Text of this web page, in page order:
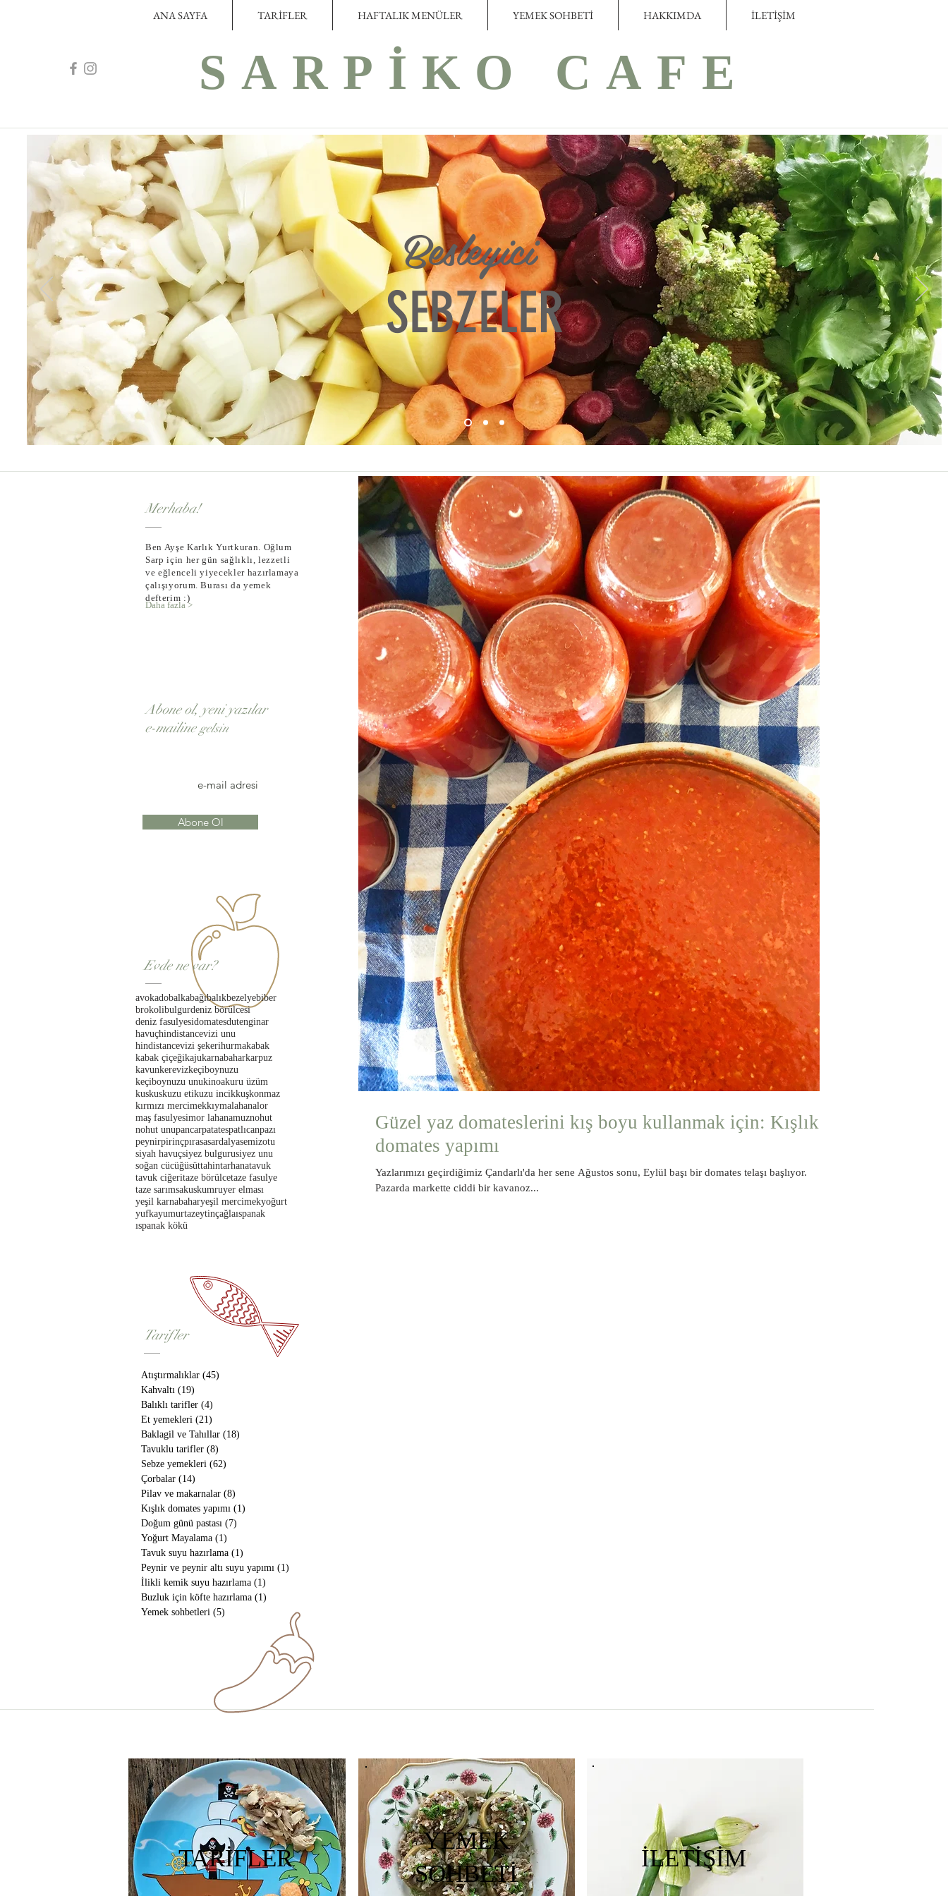
ANA SAYFA TARİFLER HAFTALIK MENÜLER YEMEK SOHBETİ HAKKIMDA İLETİŞİM
SARPİKO CAFE
Besleyici
SEBZELER
Merhaba!
Daha fazla >
Ben Ayşe Karlık Yurtkuran. Oğlum
Sarp için her gün sağlıklı, lezzetli
ve eğlenceli yiyecekler hazırlamaya
çalışıyorum. Burası da yemek
defterim :)
Abone ol, yeni yazılar
e-mailinegelsin
Abone Ol
Evde ne var?
avokadobalkabağıbalıkbezelyebiber
brokolibulgurdeniz börülcesi
deniz fasulyesidomatesdutenginar
havuçhindistancevizi unu
hindistancevizi şekerihurmakabak
kabak çiçeğikajukarnabaharkarpuz
kavunkerevizkeçiboynuzu
keçiboynuzu unukinoakuru üzüm
kuskuskuzu etikuzu incikkuşkonmaz
kırmızı mercimekkıymalahanalor
maş fasulyesimor lahanamuznohut
nohut unupancarpatatespatlıcanpazı
peynirpirinçpırasasardalyasemizotu
siyah havuçsiyez bulgurusiyez unu
soğan cücüğüsüttahintarhanatavuk
tavuk ciğeritaze börülcetaze fasulye
taze sarımsakuskumruyer elması
yeşil karnabaharyeşil mercimekyoğurt
yufkayumurtazeytinçağlaıspanak
ıspanak kökü
Tarifler
Atıştırmalıklar (45)
Kahvaltı (19)
Balıklı tarifler (4)
Et yemekleri (21)
Baklagil ve Tahıllar (18)
Tavuklu tarifler (8)
Sebze yemekleri (62)
Çorbalar (14)
Pilav ve makarnalar (8)
Kışlık domates yapımı (1)
Doğum günü pastası (7)
Yoğurt Mayalama (1)
Tavuk suyu hazırlama (1)
Peynir ve peynir altı suyu yapımı (1)
İlikli kemik suyu hazırlama (1)
Buzluk için köfte hazırlama (1)
Yemek sohbetleri (5)
Güzel yaz domateslerini kış boyu kullanmak için: Kışlık
domates yapımı
Yazlarımızı geçirdiğimiz Çandarlı'da her sene Ağustos sonu, Eylül başı bir domates telaşı başlıyor.
Pazarda markette ciddi bir kavanoz...
TARİFLER
YEMEK
SOHBETİ
İLETİŞİM